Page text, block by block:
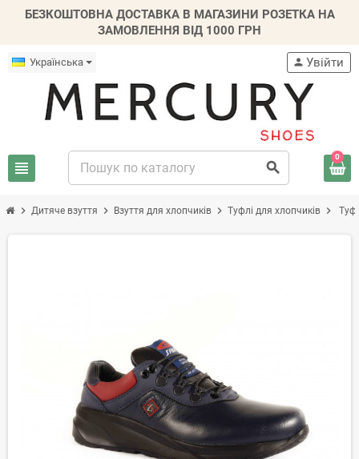
БЕЗКОШТОВНА ДОСТАВКА В МАГАЗИНИ РОЗЕТКА НА
ЗАМОВЛЕННЯ ВІД 1000 ГРН
Українська
view_headline search
person Увійти
0
chevron_right Дитяче взуття chevron_right Взуття для хлопчиків chevron_right Туфлі для хлопчиків chevron_right